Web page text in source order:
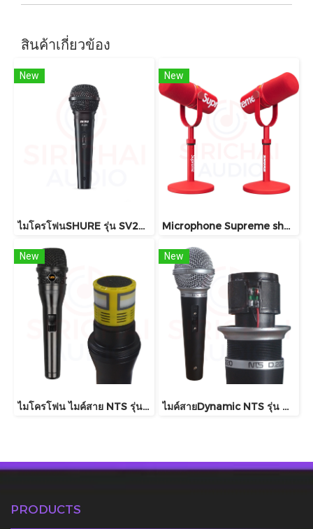
สินค้าเกี่ยวข้อง
New
ไมโครโฟนSHURE รุ่น SV200
New
Microphone Supreme shure MV7+
New
ไมโครโฟน ไมค์สาย NTS รุ่น FT9
New
ไมค์สายDynamic NTS รุ่น D220
PRODUCTS